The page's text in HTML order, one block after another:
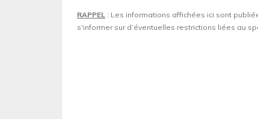
RAPPEL : Les informations affichées ici sont
s'informer sur d’éventuelles restrictions liées au